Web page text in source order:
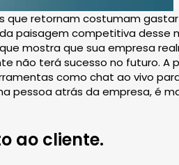
retornam costumam
paisagem competitiva desse
mostra que sua empresa
não terá sucesso no futuro.
como chat ao vivo
pessoa atrás da empresa, é
ao cliente.